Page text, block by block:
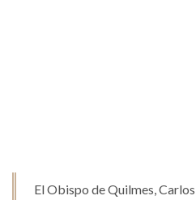
El Obispo de Quilmes,